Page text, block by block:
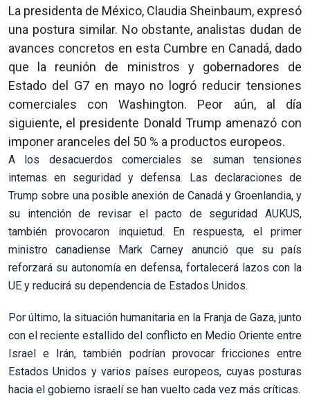
La presidenta de México, Claudia Sheinbaum, expresó
una postura similar. No obstante, analistas dudan de
avances concretos en esta Cumbre en Canadá, dado
que la reunión de ministros y gobernadores de
Estado del G7 en mayo no logró reducir tensiones
comerciales con Washington. Peor aún, al día
siguiente, el presidente Donald Trump amenazó con
imponer aranceles del 50 % a productos europeos.
A los desacuerdos comerciales se suman tensiones
internas en seguridad y defensa. Las declaraciones de
Trump sobre una posible anexión de Canadá y Groenlandia, y
su intención de revisar el pacto de seguridad AUKUS,
también provocaron inquietud. En respuesta, el primer
ministro canadiense Mark Carney anunció que su país
reforzará su autonomía en defensa, fortalecerá lazos con la
UE y reducirá su dependencia de Estados Unidos.
Por último, la situación humanitaria en la Franja de Gaza, junto
con el reciente estallido del conflicto en Medio Oriente entre
Israel e Irán, también podrían provocar fricciones entre
Estados Unidos y varios países europeos, cuyas posturas
hacia el gobierno israelí se han vuelto cada vez más críticas.